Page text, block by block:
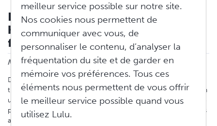
Éviter les escroqueries par
hameçonnage et les sites d'édition
frauduleux
Imprimer
Modifié le : Jeu, Août 21, 2025 à 11:34 H
De nombreux acteurs malveillants sur Internet tentent de
tromper les utilisateurs en prétendant être liés à Lulu, souvent en
utilisant illégalement la marque et l'imagerie de Lulu pour se faire
passer pour un service ou une partie de Lulu. Nous voulons vous
aider à repérer ces sites imitateurs afin que vous puissiez rester
meilleur service possible sur notre site.
Nos cookies nous permettent de
communiquer avec vous, de
personnaliser le contenu, d’analyser la
fréquentation du site et de garder en
mémoire vos préférences. Tous ces
éléments nous permettent de vous offrir
le meilleur service possible quand vous
utilisez Lulu.